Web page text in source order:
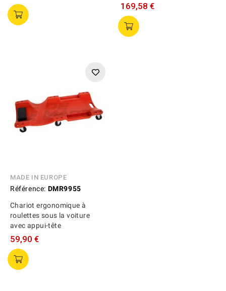
169,58 €
MADE IN EUROPE
Référence: DMR9955
Chariot ergonomique à
roulettes sous la voiture
avec appui-tête
59,90 €